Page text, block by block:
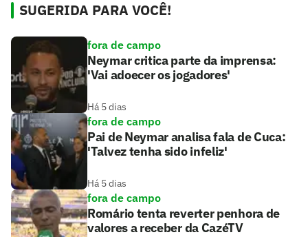
SUGERIDA PARA VOCÊ!
fora de campo
Neymar critica parte da imprensa:
'Vai adoecer os jogadores'
Há 5 dias
fora de campo
Pai de Neymar analisa fala de Cuca:
'Talvez tenha sido infeliz'
Há 5 dias
fora de campo
Romário tenta reverter penhora de
valores a receber da CazéTV